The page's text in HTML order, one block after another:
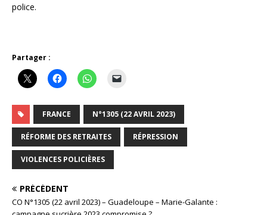
police.
Partager :
FRANCE N°1305 (22 AVRIL 2023)
RÉFORME DES RETRAITES RÉPRESSION
VIOLENCES POLICIÈRES
PRÉCÉDENT
CO N°1305 (22 avril 2023) – Guadeloupe – Marie-Galante :